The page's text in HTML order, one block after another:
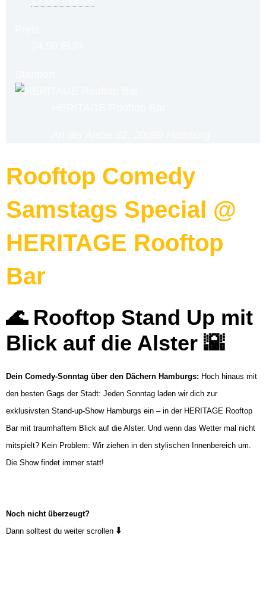
Rooftop Comedy
Samstags Special @
HERITAGE Rooftop
Bar
🌊 Rooftop Stand Up mit
Blick auf die Alster 🌇
Dein Comedy-Sonntag über den Dächern Hamburgs: Hoch hinaus mit
den besten Gags der Stadt: Jeden Sonntag laden wir dich zur
exklusivsten Stand-up-Show Hamburgs ein – in der HERITAGE Rooftop
Bar mit traumhaftem Blick auf die Alster. Und wenn das Wetter mal nicht
mitspielt? Kein Problem: Wir ziehen in den stylischen Innenbereich um.
Die Show findet immer statt!
Noch nicht überzeugt?
Dann solltest du weiter scrollen ⬇️